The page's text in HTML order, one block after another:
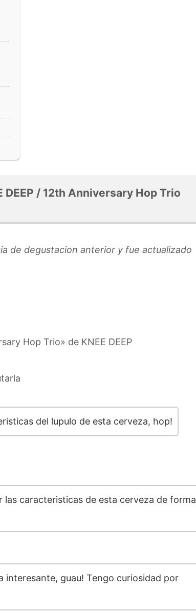
DEEP / 12th Anniversary Hop Trio
de degustacion anterior y fue actualizado
Hop Trio» de KNEE DEEP
del lupulo de esta cerveza, hop!
las caracteristicas de esta cerveza de forma
interesante, guau! Tengo curiosidad por